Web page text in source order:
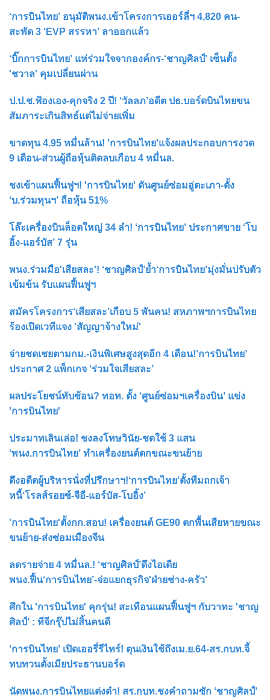
‘การบินไทย’ อนุมัติพนง.เข้าโครงการเออร์ลี่ฯ 4,820 คน-
สะพัด 3 ‘EVP สรรหา’ ลาออกแล้ว
‘บิ๊กการบินไทย’ แห่ร่วมใจจากองค์กร-‘ชาญศิลป์’ เซ็นตั้ง
'ชวาล' คุมเปลี่ยนผ่าน
ป.ป.ช.ฟ้องเอง-คุกจริง 2 ปี! ‘วัลลภ’อดีต ปธ.บอร์ดบินไทยขน
สัมภาระเกินสิทธ์แต่ไม่จ่ายเพิ่ม
ขาดทุน 4.95 หมื่นล้าน! 'การบินไทย'แจ้งผลประกอบการงวด
9 เดือน-ส่วนผู้ถือหุ้นติดลบเกือบ 4 หมื่นล.
ชงเข้าแผนฟื้นฟูฯ! 'การบินไทย' ดันศูนย์ซ่อมอู่ตะเภา-ตั้ง
‘บ.ร่วมทุนฯ’ ถือหุ้น 51%
โล๊ะเครื่องบินล็อตใหญ่ 34 ลำ! ‘การบินไทย’ ประกาศขาย ‘โบ
อิ้ง-แอร์บัส’ 7 รุ่น
พนง.ร่วมมือ'เสียสละ'! ‘ชาญศิลป์’ย้ำ‘การบินไทย’มุ่งมั่นปรับตัว
เข้มข้น รับแผนฟื้นฟูฯ
สมัครโครงการ‘เสียสละ’เกือบ 5 พันคน! สหภาพฯการบินไทย
ร้องเปิดเวทีแจง 'สัญญาจ้างใหม่'
จ่ายชดเชยตามกม.-เงินพิเศษสูงสุดอีก 4 เดือน!‘การบินไทย’
ประกาศ 2 แพ็กเกจ ‘ร่วมใจเสียสละ’
ผลประโยชน์ทับซ้อน? ทอท. ตั้ง ‘ศูนย์ซ่อมฯเครื่องบิน’ แข่ง
'การบินไทย'
ประมาทเลินเล่อ! ชงลงโทษวินัย-ชดใช้ 3 แสน
‘พนง.การบินไทย’ ทำเครื่องยนต์ตกขณะขนย้าย
ดึงอดีตผู้บริหารนั่งที่ปรึกษาฯ!‘การบินไทย’ตั้งทีมถกเจ้า
หนี้‘โรลส์รอยซ์-จีอี-แอร์บัส-โบอิ้ง’
'การบินไทย'ตั้งกก.สอบ! เครื่องยนต์ GE90 ตกพื้นเสียหายขณะ
ขนย้าย-ส่งซ่อมเมืองจีน
ลดรายจ่าย 4 หมื่นล.! ‘ชาญศิลป์’ดึงไอเดีย
พนง.ฟื้น‘การบินไทย’-จ่อแยกธุรกิจ'ฝ่ายช่าง-ครัว'
ศึกใน 'การบินไทย' คุกรุ่น! สะเทือนแผนฟื้นฟูฯ กับวาทะ 'ชาญ
ศิลป์' : ทีจีกรุ๊ปไม่สิ้นคนดี
‘การบินไทย’ เปิดเออรี่รีไทร์! ตุนเงินใช้ถึงเม.ย.64-สร.กบท.จี้
ทบทวนตั้งเมียประธานบอร์ด
นัดพนง.การบินไทยแต่งดำ! สร.กบท.ชงคำถามซัก ‘ชาญศิลป์’